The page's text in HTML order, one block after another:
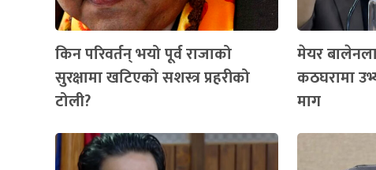
किन परिवर्तन् भयो पूर्व राजाको
सुरक्षामा खटिएको सशस्त्र प्रहरीको
टोली?
मेयर
कठघरामा
माग